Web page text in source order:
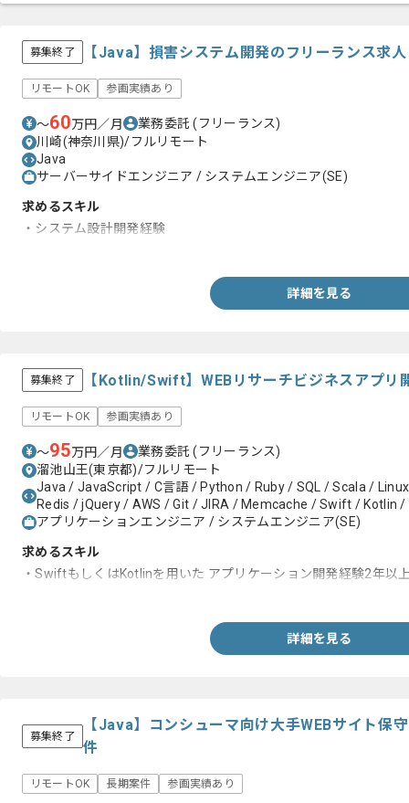
募集終了 【Java】損害システム開発のフリーランス求
リモートOK 参画実績あり
〜60万円／月 業務委託(フリーランス)
川崎(神奈川県)/フルリモート
Java
サーバーサイドエンジニア / システムエンジニア(SE)
求めるスキル
・システム設計開発経験
詳細を見る
募集終了 【Kotlin/Swift】WEBリサーチビジネスアプリ
リモートOK 参画実績あり
〜95万円／月 業務委託(フリーランス)
溜池山王(東京都)/フルリモート
Java / JavaScript / C言語 / Python / Ruby / SQL / Scala /
Redis / jQuery / AWS / Git / JIRA / Memcache / Swift / Kotlin /
アプリケーションエンジニア / システムエンジニア(SE)
求めるスキル
・SwiftもしくはKotlinを用いた アプリケーション開発経験2年以
詳細を見る
募集終了
【Java】コンシューマ向け大手WEBサイト保
件
リモートOK 長期案件 参画実績あり